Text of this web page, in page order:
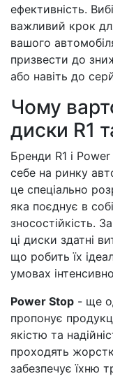
ефективність.
важливий крок
вашого
призвести до
або навіть до
Чому
диски R1
Бренди R1 і
себе на ринку
це спеціально
яка поєднує в
зносостійкість.
ці диски здатні
що робить їх
умовах
Power Stop - ще
пропонує
якістю та
проходять
забезпечує їхню